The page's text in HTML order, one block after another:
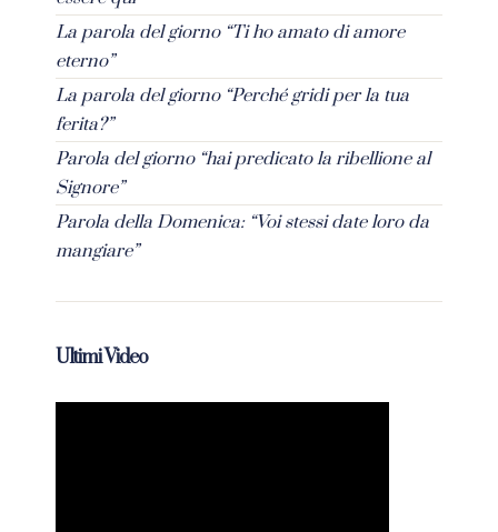
La parola del giorno “Ti ho amato di amore
eterno”
La parola del giorno “Perché gridi per la tua
ferita?”
Parola del giorno “hai predicato la ribellione al
Signore”
Parola della Domenica: “Voi stessi date loro da
mangiare”
Ultimi Video